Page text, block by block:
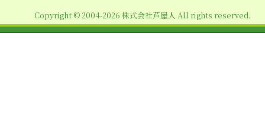
ン
Copyright © 2004-2026 株式会社芦屋人 All rights reserved.